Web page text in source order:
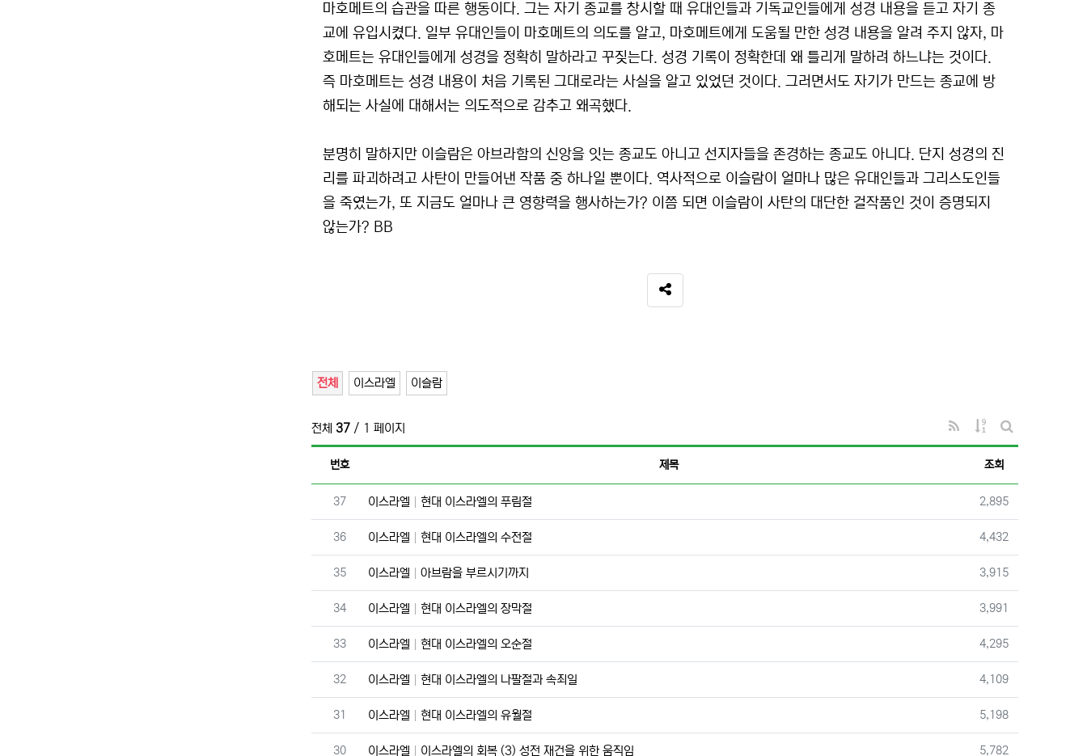
마호메트의 습관을 따른 행동이다. 그는 자기 종교를 창시할 때 유대인들과 기독교인들에게 성경 내용을 듣고 자기 종
교에 유입시켰다. 일부 유대인들이 마호메트의 의도를 알고, 마호메트에게 도움될 만한 성경 내용을 알려 주지 않자, 마
호메트는 유대인들에게 성경을 정확히 말하라고 꾸짖는다. 성경 기록이 정확한데 왜 틀리게 말하려 하느냐는 것이다.
즉 마호메트는 성경 내용이 처음 기록된 그대로라는 사실을 알고 있었던 것이다. 그러면서도 자기가 만드는 종교에 방
해되는 사실에 대해서는 의도적으로 감추고 왜곡했다.
분명히 말하지만 이슬람은 아브라함의 신앙을 잇는 종교도 아니고 선지자들을 존경하는 종교도 아니다. 단지 성경의 진
리를 파괴하려고 사탄이 만들어낸 작품 중 하나일 뿐이다. 역사적으로 이슬람이 얼마나 많은 유대인들과 그리스도인들
을 죽였는가, 또 지금도 얼마나 큰 영향력을 행사하는가? 이쯤 되면 이슬람이 사탄의 대단한 걸작품인 것이 증명되지
않는가? BB
SNS 공유
전체 이스라엘 이슬람
전체 37 / 1 페이지 RSS
게시물 정렬
게시판 검색
번호
제목 조회
번호
37 이스라엘 현대 이스라엘의 푸림절 조회
2,895
번호
36 이스라엘 현대 이스라엘의 수전절 조회
4,432
번호
35 이스라엘 아브람을 부르시기까지 조회
3,915
번호
34 이스라엘 현대 이스라엘의 장막절 조회
3,991
번호
33 이스라엘 현대 이스라엘의 오순절 조회
4,295
번호
32 이스라엘 현대 이스라엘의 나팔절과 속죄일 조회
4,109
번호
31 이스라엘 현대 이스라엘의 유월절 조회
5,198
번호
30 이스라엘 이스라엘의 회복 (3) 성전 재건을 위한 움직임 조회
5,782